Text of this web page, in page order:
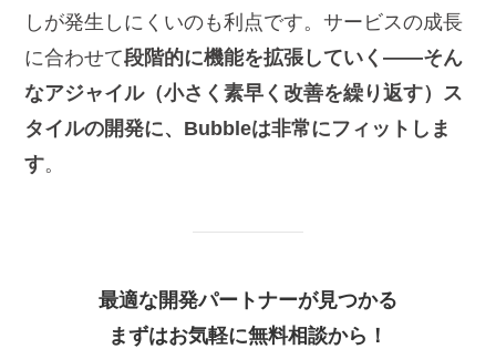
しが発生しにくいのも利点です。サービスの成長
に合わせて段階的に機能を拡張していく——そん
なアジャイル（小さく素早く改善を繰り返す）ス
タイルの開発に、Bubbleは非常にフィットしま
す。
最適な開発パートナーが見つかる
まずはお気軽に無料相談から！